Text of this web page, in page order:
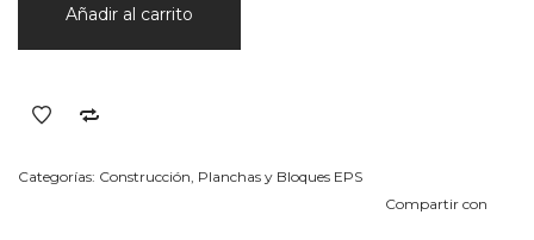
X
MM
Añadir al carrito
Categorías: Construcción Planchas y Bloques EPS
Compartir con